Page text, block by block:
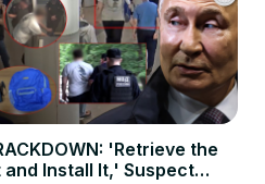
'Retrieve the
and Install It,' Suspect